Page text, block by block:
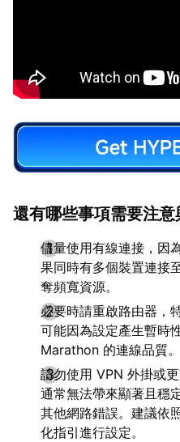
還有哪些事項需要注意
儘量使用有線連接，因
果同時有多個裝置連接
奪頻寬資源。
必要時請重啟路由器，
可能因為設定產生暫時
Marathon 的連線品質。
請勿使用 VPN 外掛或
通常無法帶來顯著且穩
其他網路錯誤。建議依
化指引進行設定。